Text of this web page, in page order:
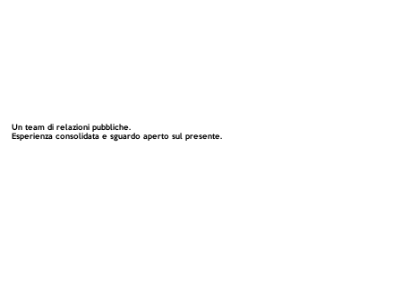
Un team di relazioni pubbliche.
Esperienza consolidata e sguardo aperto sul presente.